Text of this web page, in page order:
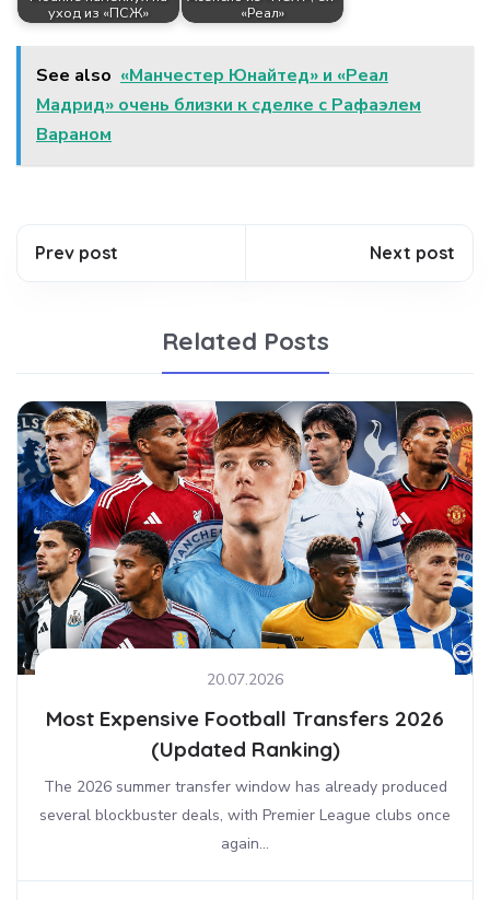
уход из «ПСЖ»
«Реал»
See also «Манчестер Юнайтед» и «Реал
Мадрид» очень близки к сделке с Рафаэлем
Вараном
Prev post Next post
Related Posts
20.07.2026
Most Expensive Football Transfers 2026
(Updated Ranking)
The 2026 summer transfer window has already produced
several blockbuster deals, with Premier League clubs once
again...